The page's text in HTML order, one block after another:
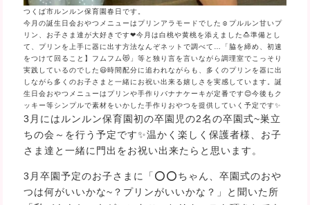
つくば市ルンルン保育園春日です。
今月の誕生日会おやつメニューはプリンアラモードでした☺プルルン甘いプ
リン、お子さま達が大好きです❤今月は白桃や黄桃を添えました🍮準備とし
て、プリンを上手に器に出す方法なんぞネットで調べて…「脇を締め、初速
をつけて回ること】フムフム😻」等と独り言を言いながら調理室でこっそり
実践しているのでした😃時間配分に追われながらも、多くのプリンを器に出
しながら多くのお子さまと一緒にお祝い出来る嬉しさを実感しています。誕
生日会おやつメニューはプリンや手作りバナナケーキが定番です😊今後もク
ッキー等シンプルで素材をいかした手作りおやつを提供していく予定です✨
3月にはルンルン保育園初の卒園児の2名の卒園式~巣立
ちの会～を行う予定です✨温かく楽しく保護者様、お子
さま達と一緒に門出をお祝い出来たらと思います。
3月卒園予定のお子さまに「⭕⭕ちゃん、卒園式のおや
つは何がいいかな~？プリンがいいかな？」と聞いた所